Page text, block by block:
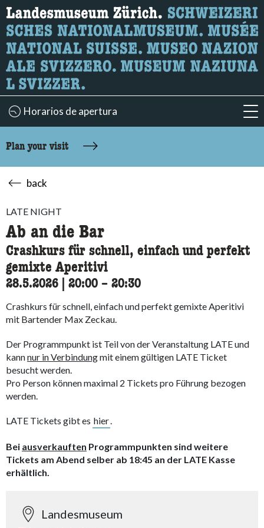
What are you looking for?
Here you can search for content on the page.
Horarios de apertura
Plan your visit
back
LATE NIGHT
Ab an die Bar
Crashkurs für schnell, einfach und perfekt
gemixte Aperitivi
28.5.2026 20:00 accessibility.time_to
– 20:30
Crashkurs für schnell, einfach und perfekt gemixte Aperitivi
mit Bartender Max Zeckau.
Der Programmpunkt ist Teil von der Veranstaltung LATE und
kannnur in Verbindungmit einem gültigen LATE Ticket
besucht werden.
Pro Person können maximal 2 Tickets pro Führung bezogen
werden.
LATE Tickets gibt es hier.
Bei ausverkauften Programmpunkten sind weitere
Tickets am Abend selber ab 18:45 an der LATE Kasse
erhältlich.
Landesmuseum